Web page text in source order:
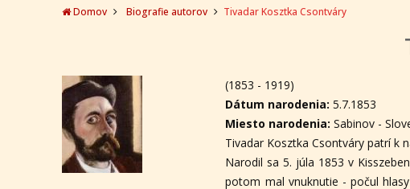
Domov Biografie autorov Tivadar Kosztka Csontváry
(1853 - 1919)
Dátum narodenia:5.7.1853
Miesto narodenia:Sabinov -
Tivadar Kosztka Csontváry patrí k
Narodil sa 5. júla 1853 v
potom mal vnuknutie - počul